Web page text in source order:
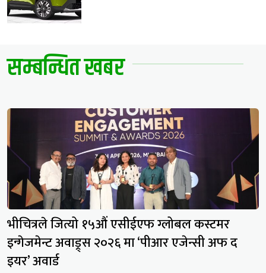
सम्बन्धित खबर
भीचित्रले जित्यो १५औं एसीईएफ ग्लोबल कस्टमर
इन्गेजमेन्ट अवाड्र्स २०२६ मा ‘पीआर एजेन्सी अफ द
इयर’ अवार्ड